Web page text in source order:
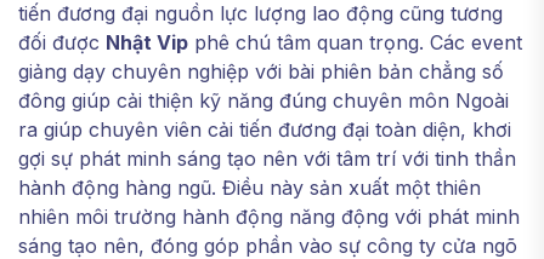
tiến đương đại nguồn lực lượng lao động cũng tương
đối được Nhật Vip phê chú tâm quan trọng. Các event
giảng dạy chuyên nghiệp với bài phiên bản chẳng số
đông giúp cải thiện kỹ năng đúng chuyên môn Ngoài
ra giúp chuyên viên cải tiến đương đại toàn diện, khơi
gợi sự phát minh sáng tạo nên với tâm trí với tinh thần
hành động hàng ngũ. Điều này sản xuất một thiên
nhiên môi trường hành động năng động với phát minh
sáng tạo nên, đóng góp phần vào sự công ty cửa ngõ